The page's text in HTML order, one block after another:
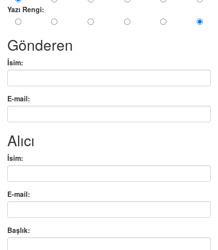
Yazı Rengi:
Gönderen
İsim:
E-mail:
Alıcı
İsim:
E-mail:
Başlık: